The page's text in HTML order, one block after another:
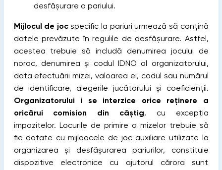
desfășurare a pariului.
Mijlocul de jocspecific la pariuri urmează să conţină
datele prevăzute în regulile de desfășurare. Astfel,
acestea trebuie să includă denumirea jocului de
noroc, denumirea şi codul IDNO al organizatorului,
data efectuării mizei, valoarea ei, codul sau numărul
de identificare, alegerile jucătorului şi coeficienţii.
Organizatorului i se interzice orice reţinere a
oricărui comision din câştig, cu excepția
impozitelor. Locurile de primire a mizelor trebuie să
fie dotate cu mijloacele de joc auxiliare utilizate la
organizarea şi desfăşurarea pariurilor, constituie
dispozitive electronice cu ajutorul cărora sunt